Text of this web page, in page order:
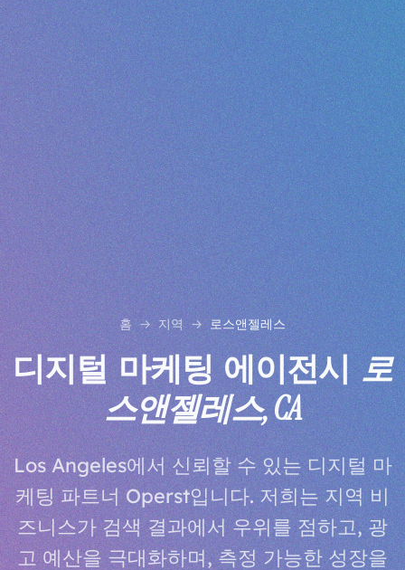
홈 지역 로스앤젤레스
디지털 마케팅 에이전시로
스앤젤레스, CA
Los Angeles에서 신뢰할 수 있는 디지털 마
케팅 파트너 Operst입니다. 저희는 지역 비
즈니스가 검색 결과에서 우위를 점하고, 광
고 예산을 극대화하며, 측정 가능한 성장을